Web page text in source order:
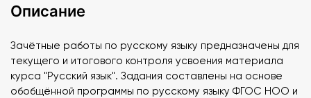
Описание
Зачётные работы по русскому языку предназначены для
текущего и итогового контроля усвоения материала
курса "Русский язык". Задания составлены на основе
обобщённой программы по русскому языку ФГОС НОО и